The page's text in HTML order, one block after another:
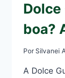
boa?
Por Silvanei
A Dolce